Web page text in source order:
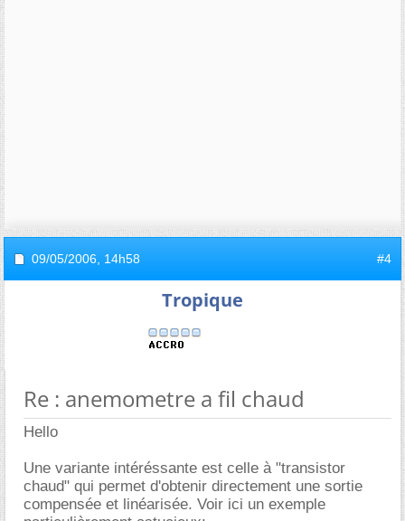
09/05/2006, 14h58 #4
Tropique
Re : anemometre a fil chaud
Hello
Une variante intéréssante est celle à "transistor
chaud" qui permet d'obtenir directement une sortie
compensée et linéarisée. Voir ici un exemple